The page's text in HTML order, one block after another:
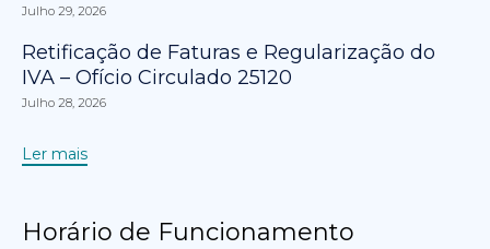
Julho 29, 2026
Retificação de Faturas e Regularização do
IVA – Ofício Circulado 25120
Julho 28, 2026
Ler mais
Horário de Funcionamento